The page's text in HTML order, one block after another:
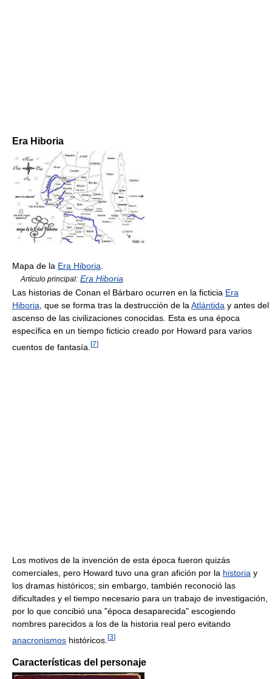
Era Hiboria
Mapa de la Era Hiboria
Artículo principal: Era Hiboria
Las historias de Conan el Bárbaro ocurren en la ficticia Era
Hiboria, que se forma tras la destrucción de laAtlántida y antes del
ascenso de las civilizaciones conocidas. Esta es una época
específica en un tiempo ficticio creado por Howard para varios
cuentos de fantasía. [7]
Los motivos de la invención de esta época fueron quizás
comerciales, pero Howard tuvo una gran afición por la historia y
los dramas históricos; sin embargo, también reconoció las
dificultades y el tiempo necesario para un trabajo de investigación,
por lo que concibió una "época desaparecida" escogiendo
nombres parecidos a los de la historia real pero evitando
anacronismos históricos. [3]
Características del personaje